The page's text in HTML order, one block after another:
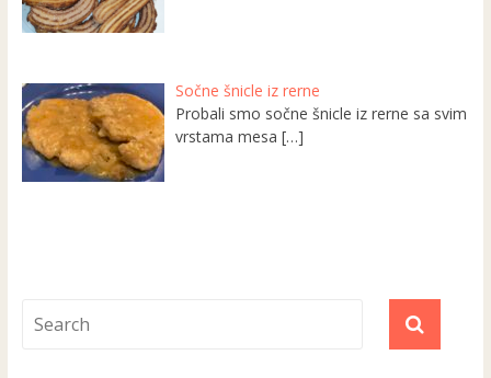
Sočne šnicle iz rerne
Probali smo sočne šnicle iz rerne sa svim
vrstama mesa[…]